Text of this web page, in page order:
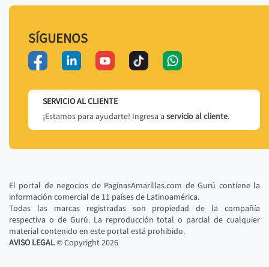
SÍGUENOS
SERVICIO AL CLIENTE
¡Estamos para ayudarte! Ingresa a servicio al cliente.
El portal de negocios de PaginasAmarillas.com de Gurú contiene la
información comercial de 11 países de Latinoamérica.
Todas las marcas registradas son propiedad de la compañía
respectiva o de Gurú. La reproducción total o parcial de cualquier
material contenido en este portal está prohibido.
AVISO LEGAL© Copyright2026